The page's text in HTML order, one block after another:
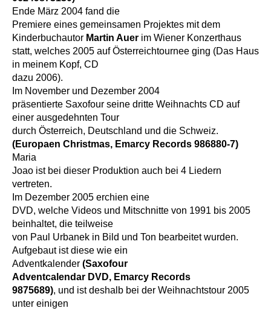
Ende März 2004 fand die
Premiere eines gemeinsamen Projektes mit dem
Kinderbuchautor Martin Auer im Wiener Konzerthaus
statt, welches 2005 auf Österreichtournee ging (Das Haus
in meinem Kopf, CD
dazu 2006).
Im November und Dezember 2004
präsentierte Saxofour seine dritte Weihnachts CD auf
einer ausgedehnten Tour
durch Österreich, Deutschland und die Schweiz.
(Europaen Christmas, Emarcy Records 986880-7)
Maria
Joao ist bei dieser Produktion auch bei 4 Liedern
vertreten.
Im Dezember 2005 erchien eine
DVD, welche Videos und Mitschnitte von 1991 bis 2005
beinhaltet, die teilweise
von Paul Urbanek in Bild und Ton bearbeitet wurden.
Aufgebaut ist diese wie ein
Adventkalender (Saxofour
Adventcalendar DVD, Emarcy Records
9875689), und ist deshalb bei der Weihnachtstour 2005
unter einigen